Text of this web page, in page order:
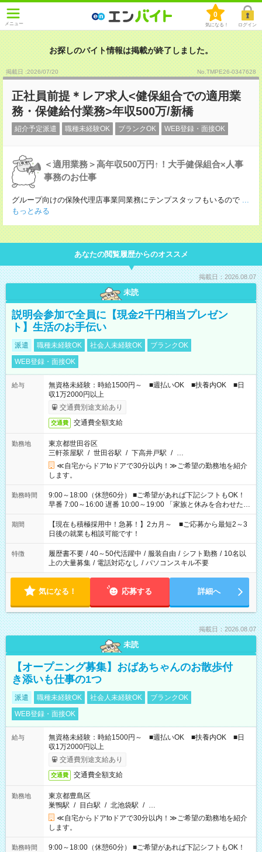
メニュー
0
気になる！ ログイン
お探しのバイト情報は掲載が終了しました。
掲載日 :2026/07/20 No.TMPE26-0347628
正社員前提＊レア求人<健保組合での適用業
務・保健給付業務>年収500万/新橋
紹介予定派遣 職種未経験OK ブランクOK WEB登録・面接OK
＜適用業務＞高年収500万円↑！大手健保組合×人事
事務のお仕事
グループ向けの保険代理店事業同業務にテンプスタッフもいるので ...
もっとみる
あなたの閲覧履歴からのオススメ
掲載日：2026.08.07
未読
説明会参加で全員に【現金2千円相当プレゼン
ト】生活のお手伝い
派遣 職種未経験OK 社会人未経験OK
ブランクOK
WEB登録・面接OK
給与
無資格未経験：時給1500円～ ■週払いOK ■扶養内OK ■日
収1万2000円以上
交通費別途支給あり
交通費 交通費全額支給
勤務地
東京都世田谷区
三軒茶屋駅 / 世田谷駅 / 下高井戸駅 / …
≪自宅からドアtoドアで30分以内！≫ご希望の勤務地を紹介
します。
勤務時間
9:00～18:00（休憩60分） ■ご希望があれば下記シフトもOK！
早番 7:00～16:00 遅番 10:00～19:00 「家族と休みを合わせた
い」 「余裕を持って夕飯の準備がしたい」 「できれば残業はし
たくない」 など、ご希望を教えてくださいね。 ※Wワーク希望
の方へ 今ご覧のお仕事で希望する勤務時間と、もう1つのお仕事
の勤務時間。 合計で週40時間を超える場合は応募できません。
期間
【現在も積極採用中！急募！】2カ月～ ■ご応募から最短2～3
日後の就業も相談可能です！
特徴 履歴書不要 / 40～50代活躍中 / 服装自由 / シフト勤務 / 10名以
上の大量募集 / 電話対応なし / パソコンスキル不要
気になる！ 応募する 詳細へ
掲載日：2026.08.07
未読
【オープニング募集】おばあちゃんのお散歩付
き添いも仕事の1つ
派遣 職種未経験OK 社会人未経験OK
ブランクOK
WEB登録・面接OK
給与
無資格未経験：時給1500円～ ■週払いOK ■扶養内OK ■日
収1万2000円以上
交通費別途支給あり
交通費 交通費全額支給
勤務地
東京都豊島区
巣鴨駅 / 目白駅 / 北池袋駅 / …
≪自宅からドアtoドアで30分以内！≫ご希望の勤務地を紹介
します。
勤務時間
9:00～18:00（休憩60分） ■ご希望があれば下記シフトもOK！